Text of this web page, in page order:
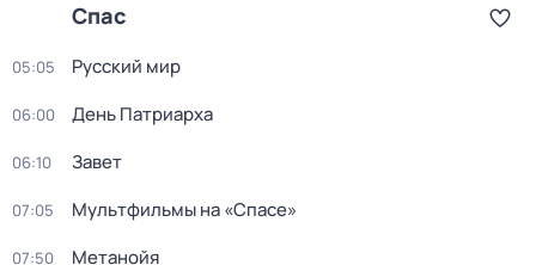
Спас
05:05 Русский мир
06:00 День Патриарха
06:10 Завет
07:05 Мультфильмы на «Спасе»
07:50 Метанойя